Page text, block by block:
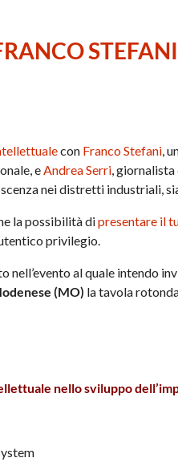
STEFANI
con Franco Stefani,
eAndrea Serri, giornalista
nei distretti industriali,
la possibilità dipresentare il
privilegio.
nell’evento al quale intendo
(MO) la tavola
nello sviluppo